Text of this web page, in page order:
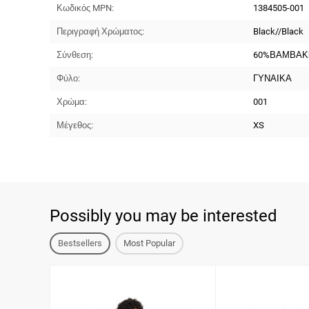
Κωδικός MPN: 1384505-001
Περιγραφή Χρώματος: Black//Black
Σύνθεση:
Φύλο: ΓΥΝΑΙΚΑ
Χρώμα: 001
Μέγεθος: XS
Possibly you may be interested
Bestsellers Most Popular